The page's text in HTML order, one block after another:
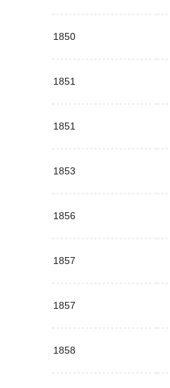
1850
1851
1851
1853
1856
1857
1857
1858